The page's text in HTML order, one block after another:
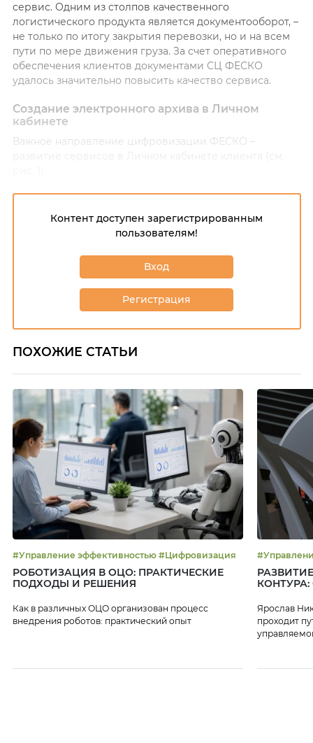
сервис. Одним из столпов качественного
логистического продукта является документооборот, –
не только по итогу закрытия перевозки, но и на всем
пути по мере движения груза. За счет оперативного
обеспечения клиентов документами СЦ ФЕСКО
удалось значительно повысить качество сервиса.
Создание электронного архива в Личном
кабинете
Важное направление цифровизации ФЕСКО –
Контент доступен зарегистрированным
пользователям!
Вход
Регистрация
ПОХОЖИЕ СТАТЬИ
#Управление эффективностью #Цифровизация
РОБОТИЗАЦИЯ В ОЦО: ПРАКТИЧЕСКИЕ
ПОДХОДЫ И РЕШЕНИЯ
Как в различных ОЦО организован процесс
внедрения роботов: практический опыт
Ярослав
проходит